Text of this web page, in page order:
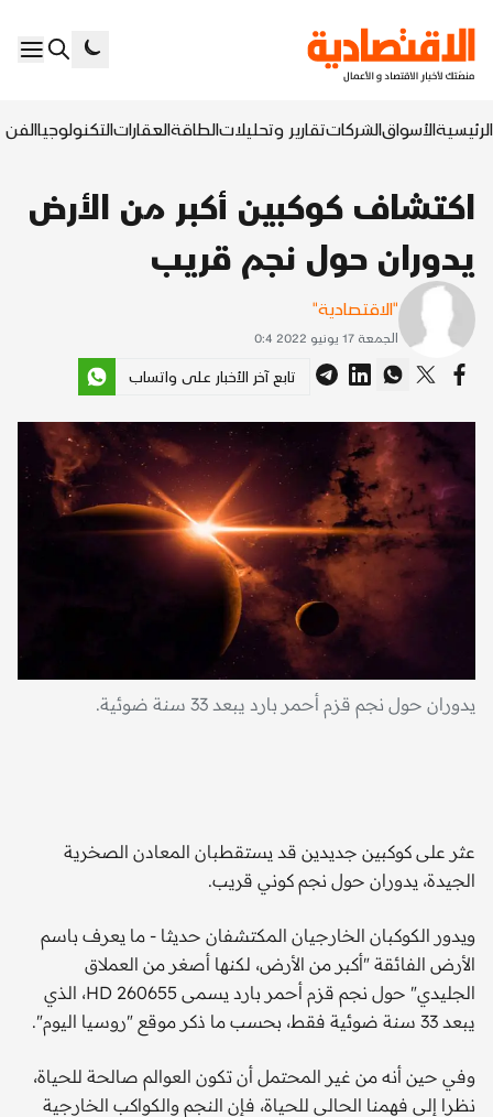
الرئيسيةالأسواقالشركاتتقارير وتحليلاتالطاقةالعقاراتالتكنولوجياالفن
اكتشاف كوكبين أكبر من الأرض
يدوران حول نجم قريب
"الاقتصادية"
الجمعة 17 يونيو 2022 0:4
تابع آخر الأخبار على واتساب
يدوران حول نجم قزم أحمر بارد يبعد 33 سنة ضوئية.
عثر على كوكبين جديدين قد يستقطبان المعادن الصخرية
الجيدة، يدوران حول نجم كوني قريب.
ويدور الكوكبان الخارجيان المكتشفان حديثا - ما يعرف باسم
الأرض الفائقة "أكبر من الأرض، لكنها أصغر من العملاق
الجليدي" حول نجم قزم أحمر بارد يسمى HD 260655، الذي
يبعد 33 سنة ضوئية فقط، بحسب ما ذكر موقع "روسيا اليوم".
وفي حين أنه من غير المحتمل أن تكون العوالم صالحة للحياة،
نظرا إلى فهمنا الحالي للحياة، فإن النجم والكواكب الخارجية